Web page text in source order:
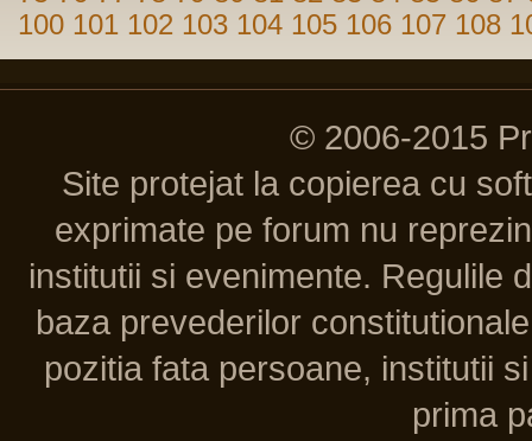
100 101 102 103 104 105 106 107 108
© 2006-2015
Site protejat la copierea cu
exprimate pe forum nu
institutii si evenimente. Regulile
baza prevederilor
pozitia fata persoane, institutii
prima